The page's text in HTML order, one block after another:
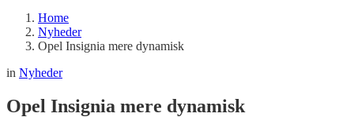
Home
Nyheder
Opel Insignia mere dynamisk
in Nyheder
Opel Insignia mere dynamisk